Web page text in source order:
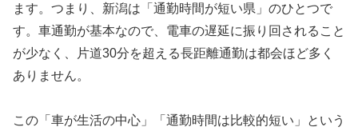
ます。つまり、新潟は「通勤時間が短い県」のひとつで
す。車通勤が基本なので、電車の遅延に振り回されること
が少なく、片道30分を超える長距離通勤は都会ほど多く
ありません。
この「車が生活の中心」「通勤時間は比較的短い」という